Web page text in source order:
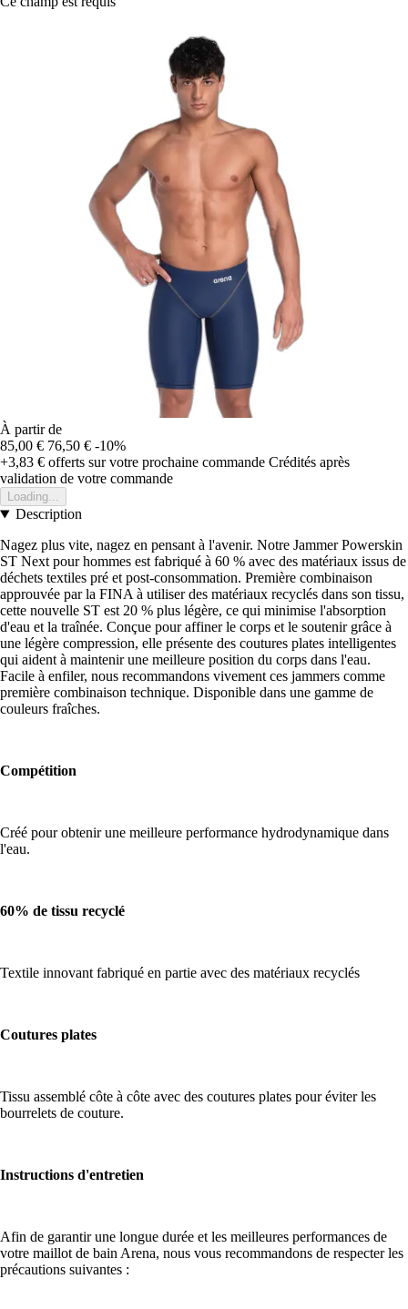
À partir de
85,00 € 76,50 € -10%
+3,83 € offerts sur votre prochaine commande Crédités après
validation de votre commande
Loading...
Description
Nagez plus vite, nagez en pensant à l'avenir. Notre Jammer Powerskin
ST Next pour hommes est fabriqué à 60 % avec des matériaux issus de
déchets textiles pré et post-consommation. Première combinaison
approuvée par la FINA à utiliser des matériaux recyclés dans son tissu,
cette nouvelle ST est 20 % plus légère, ce qui minimise l'absorption
d'eau et la traînée. Conçue pour affiner le corps et le soutenir grâce à
une légère compression, elle présente des coutures plates intelligentes
qui aident à maintenir une meilleure position du corps dans l'eau.
Facile à enfiler, nous recommandons vivement ces jammers comme
première combinaison technique. Disponible dans une gamme de
couleurs fraîches.
Compétition
Créé pour obtenir une meilleure performance hydrodynamique dans
l'eau.
60% de tissu recyclé
Textile innovant fabriqué en partie avec des matériaux recyclés
Coutures plates
Tissu assemblé côte à côte avec des coutures plates pour éviter les
bourrelets de couture.
Instructions d'entretien
Afin de garantir une longue durée et les meilleures performances de
votre maillot de bain Arena, nous vous recommandons de respecter les
précautions suivantes :